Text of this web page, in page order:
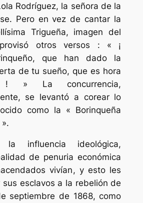
Rodríguez, la señora de la
Pero en vez de cantar la
Trigueña, imagen del
otros versos : « ¡
que han dado la
de tu sueño, que es hora
» La concurrencia,
se levantó a corear lo
como la « Borinqueña
influencia ideológica,
de penuria económica
vivían, y esto les
esclavos a la rebelión de
septiembre de 1868, como